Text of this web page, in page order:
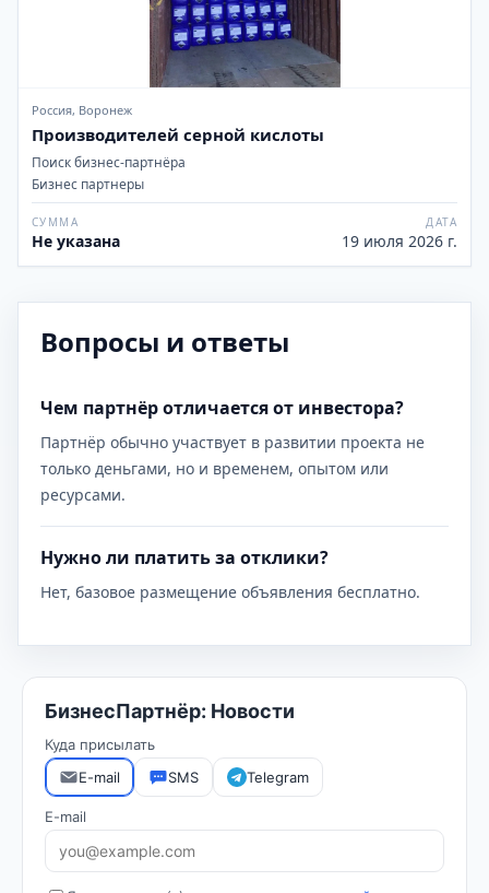
Россия, Воронеж
Производителей серной кислоты
Поиск бизнес-партнёра
Бизнес партнеры
СУММА
Не указана
ДАТА
19 июля 2026 г.
Вопросы и ответы
Чем партнёр отличается от инвестора?
Партнёр обычно участвует в развитии проекта не
только деньгами, но и временем, опытом или
ресурсами.
Нужно ли платить за отклики?
Нет, базовое размещение объявления бесплатно.